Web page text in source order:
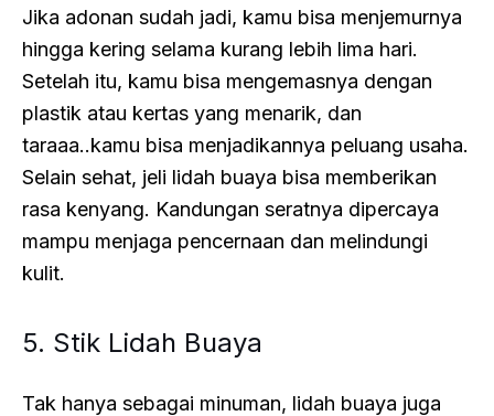
Jika adonan sudah jadi, kamu bisa menjemurnya
hingga kering selama kurang lebih lima hari.
Setelah itu, kamu bisa mengemasnya dengan
plastik atau kertas yang menarik, dan
taraaa..kamu bisa menjadikannya peluang usaha.
Selain sehat, jeli lidah buaya bisa memberikan
rasa kenyang. Kandungan seratnya dipercaya
mampu menjaga pencernaan dan melindungi
kulit.
5. Stik Lidah Buaya
Tak hanya sebagai minuman, lidah buaya juga